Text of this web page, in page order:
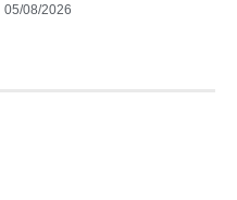
05/08/2026